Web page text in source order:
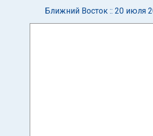
Ближний Восток :: 20 июля